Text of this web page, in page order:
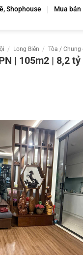
Shophouse Mua bán
/ Long Biên / Tòa / Chung
| 105m2 | 8,2 tỷ